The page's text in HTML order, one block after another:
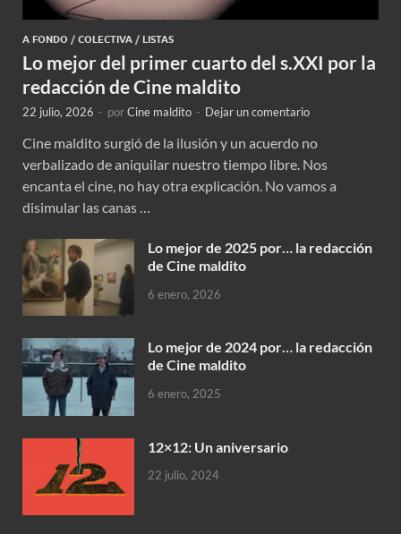
A FONDO / COLECTIVA / LISTAS
Lo mejor del primer cuarto del s.XXI por la
redacción de Cine maldito
22 julio, 2026 - porCine maldito - Dejar un comentario
Cine maldito surgió de la ilusión y un acuerdo no
verbalizado de aniquilar nuestro tiempo libre. Nos
encanta el cine, no hay otra explicación. No vamos a
disimular las canas …
Lo mejor de 2025 por… la redacción
de Cine maldito
6 enero, 2026
Lo mejor de 2024 por… la redacción
de Cine maldito
6 enero, 2025
12×12: Un aniversario
22 julio, 2024